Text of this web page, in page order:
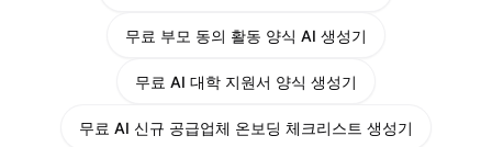
무료 부모 동의 활동 양식 AI 생성기
무료 AI 대학 지원서 양식 생성기
무료 AI 신규 공급업체 온보딩 체크리스트 생성기